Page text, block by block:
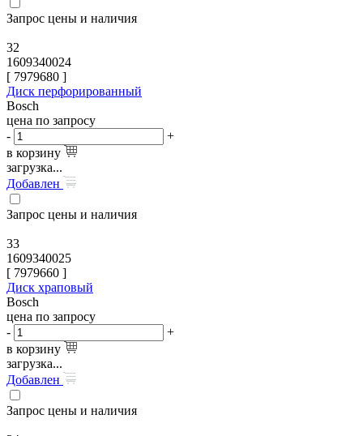
Запрос цены и наличия
32
1609340024
[ 7979680 ]
Диск перфорированный
Bosch
цена по запросу
-
+
в корзину
загрузка...
Добавлен
Запрос цены и наличия
33
1609340025
[ 7979660 ]
Диск храповый
Bosch
цена по запросу
-
+
в корзину
загрузка...
Добавлен
Запрос цены и наличия